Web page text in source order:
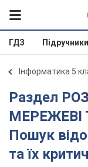
ГДЗ Підручники
Інформатика 5
Раздел РОЗДІЛ 2. ЦИФРОВІ
МЕРЕЖЕВІ
Пошук
та їх